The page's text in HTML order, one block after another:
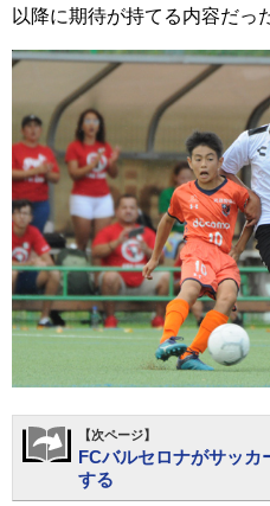
以降に期待が持てる内容だっ
【次ページ】
FCバルセロナがサッカ
する